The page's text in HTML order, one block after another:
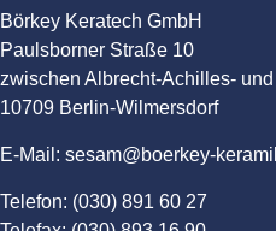
Börkey Keratech GmbH
Paulsborner Straße 10
zwischen Albrecht-Achilles-
10709 Berlin-Wilmersdorf
E-Mail: sesam@boerkey-
Telefon: (030) 891 60 27